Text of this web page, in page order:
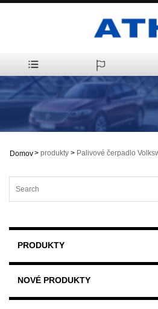
Domov> produkty > Palivové čerpadlo
PRODUKTY
NOVÉ PRODUKTY